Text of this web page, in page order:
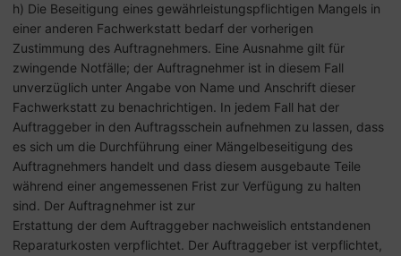
h) Die Beseitigung eines gewährleistungspflichtigen Mangels in
einer anderen Fachwerkstatt bedarf der vorherigen
Zustimmung des Auftragnehmers. Eine Ausnahme gilt für
zwingende Notfälle; der Auftragnehmer ist in diesem Fall
unverzüglich unter Angabe von Name und Anschrift dieser
Fachwerkstatt zu benachrichtigen. In jedem Fall hat der
Auftraggeber in den Auftragsschein aufnehmen zu lassen, dass
es sich um die Durchführung einer Mängelbeseitigung des
Auftragnehmers handelt und dass diesem ausgebaute Teile
während einer angemessenen Frist zur Verfügung zu halten
sind. Der Auftragnehmer ist zur
Erstattung der dem Auftraggeber nachweislich entstandenen
Reparaturkosten verpflichtet. Der Auftraggeber ist verpflichtet,